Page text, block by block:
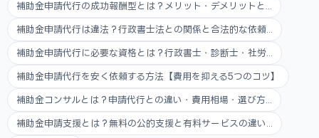
補助金申請代行の成功報酬型とは？メリット・デメリットと...
補助金申請代行は違法？行政書士法との関係と合法的な依頼...
補助金申請代行に必要な資格とは？行政書士・診断士・社労...
補助金申請代行を安く依頼する方法【費用を抑える5つのコツ】
補助金コンサルとは？申請代行との違い・費用相場・選び方...
補助金申請支援とは？無料の公的支援と有料サービスの違い...